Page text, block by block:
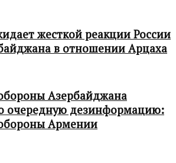
жесткой реакции России
в отношении Арцаха
Азербайджана
очередную дезинформацию:
Армении